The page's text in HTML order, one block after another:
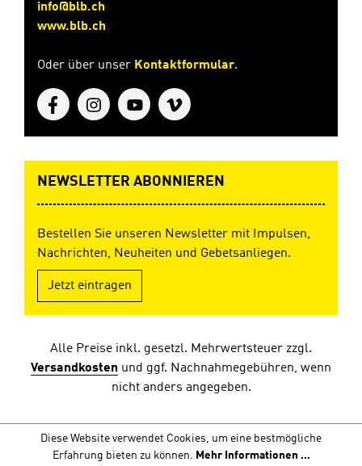
info@blb.ch
www.blb.ch
Oder über unser Kontaktformular.
NEWSLETTER ABONNIEREN
Bestellen Sie unseren Newsletter mit Impulsen,
Nachrichten, Neuheiten und Gebetsanliegen.
Jetzt eintragen
Alle Preise inkl. gesetzl. Mehrwertsteuer zzgl.
Versandkosten und ggf. Nachnahmegebühren, wenn
nicht anders angegeben.
Diese Website verwendet Cookies, um eine bestmögliche
Erfahrung bieten zu können. Mehr Informationen ...